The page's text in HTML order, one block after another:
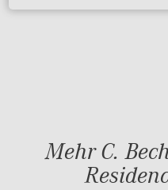
Mehr C.